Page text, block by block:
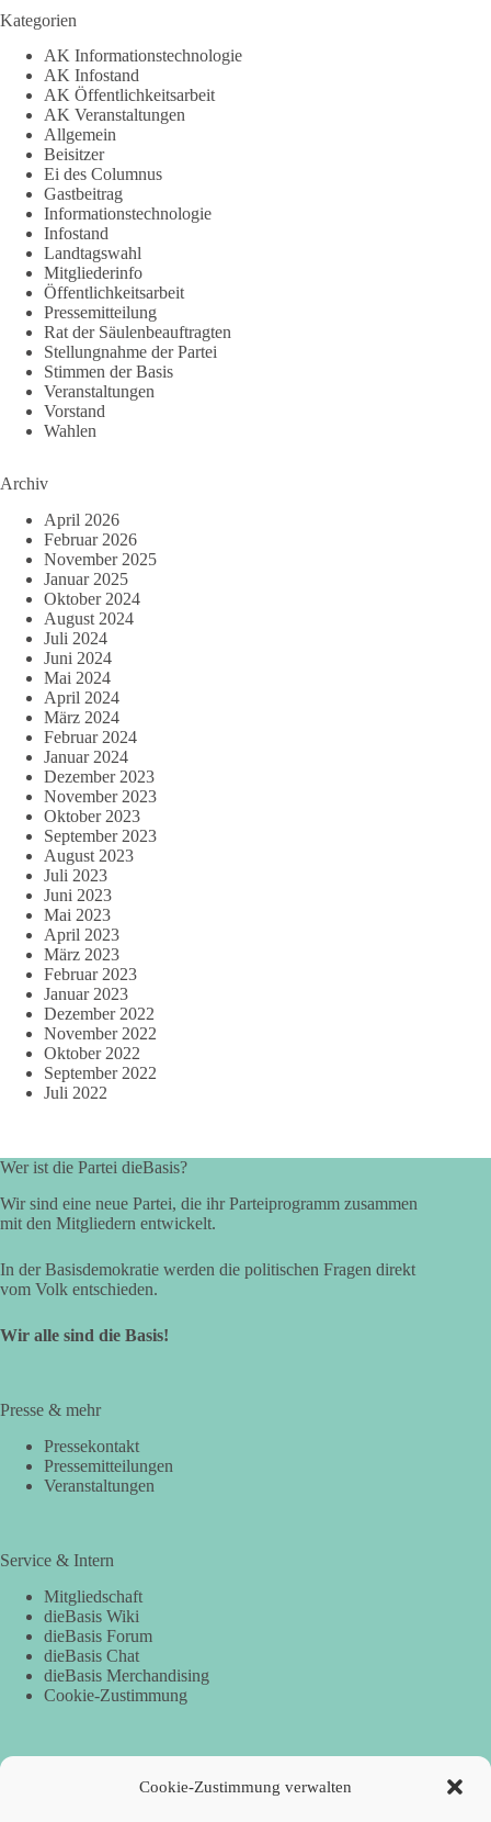
Cookie-Zustimmung verwalten
Kategorien
AK Informationstechnologie
AK Infostand
AK Öffentlichkeitsarbeit
AK Veranstaltungen
Allgemein
Beisitzer
Ei des Columnus
Gastbeitrag
Informationstechnologie
Infostand
Landtagswahl
Mitgliederinfo
Öffentlichkeitsarbeit
Pressemitteilung
Rat der Säulenbeauftragten
Stellungnahme der Partei
Stimmen der Basis
Veranstaltungen
Vorstand
Wahlen
Archiv
April 2026
Februar 2026
November 2025
Januar 2025
Oktober 2024
August 2024
Juli 2024
Juni 2024
Mai 2024
April 2024
März 2024
Februar 2024
Januar 2024
Dezember 2023
November 2023
Oktober 2023
September 2023
August 2023
Juli 2023
Juni 2023
Mai 2023
April 2023
März 2023
Februar 2023
Januar 2023
Dezember 2022
November 2022
Oktober 2022
September 2022
Juli 2022
Wer ist die Partei dieBasis?
Wir sind eine neue Partei, die ihr Parteiprogramm zusammen
mit den Mitgliedern entwickelt.
In der Basisdemokratie werden die politischen Fragen direkt
vom Volk entschieden.
Wir alle sind die Basis!
Presse & mehr
Pressekontakt
Pressemitteilungen
Veranstaltungen
Service & Intern
Mitgliedschaft
dieBasis Wiki
dieBasis Forum
dieBasis Chat
dieBasis Merchandising
Cookie-Zustimmung
Spenden